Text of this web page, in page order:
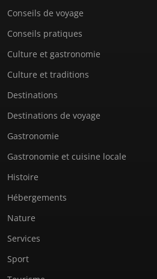
Conseils de voyage
Conseils pratiques
Culture et gastronomie
Culture et traditions
Destinations
Destinations de voyage
Gastronomie
Gastronomie et cuisine locale
Histoire
Hébergements
Nature
Services
Sport